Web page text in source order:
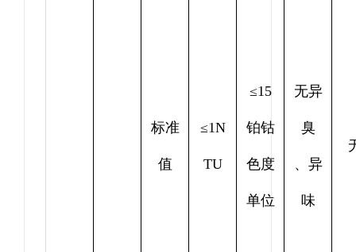
标准
值
≤1N
TU
≤15
铂钴
色度
单位
无异
臭
、异
味